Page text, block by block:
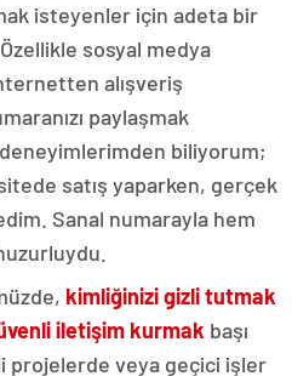
isteyenler için adeta bir
sosyal medya
alışveriş
paylaşmak
biliyorum;
satış yaparken, gerçek
Sanal numarayla hem
kimliğinizi gizli tutmak
iletişim kurmak başı
projelerde veya geçici işler